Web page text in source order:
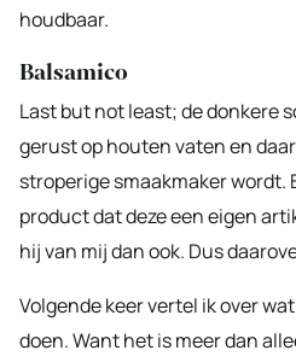
houdbaar.
Balsamico
Last but not least; de donkere
gerust op houten vaten en
stroperige smaakmaker wordt.
product dat deze een eigen
hij van mij dan ook. Dus
Volgende keer vertel ik over
doen. Want het is meer dan